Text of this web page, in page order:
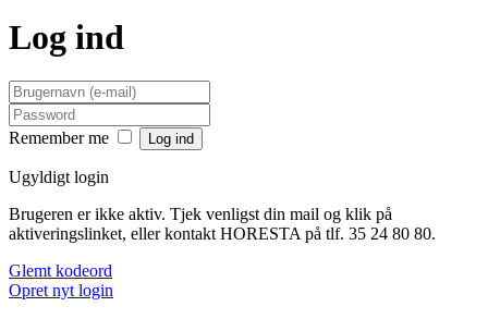
Log ind
Remember me
Ugyldigt login
Brugeren er ikke aktiv. Tjek venligst din mail og klik på
aktiveringslinket, eller kontakt HORESTA på tlf. 35 24 80 80.
Glemt kodeord
Opret nyt login